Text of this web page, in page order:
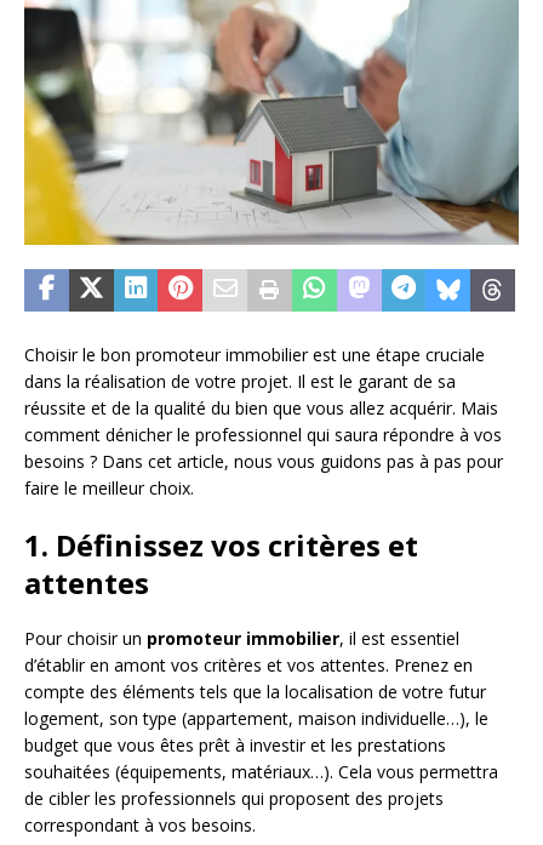
Choisir le bon promoteur immobilier est une étape cruciale
dans la réalisation de votre projet. Il est le garant de sa
réussite et de la qualité du bien que vous allez acquérir. Mais
comment dénicher le professionnel qui saura répondre à vos
besoins ? Dans cet article, nous vous guidons pas à pas pour
faire le meilleur choix.
1. Définissez vos critères et
attentes
Pour choisir un promoteur immobilier, il est essentiel
d’établir en amont vos critères et vos attentes. Prenez en
compte des éléments tels que la localisation de votre futur
logement, son type (appartement, maison individuelle…), le
budget que vous êtes prêt à investir et les prestations
souhaitées (équipements, matériaux…). Cela vous permettra
de cibler les professionnels qui proposent des projets
correspondant à vos besoins.